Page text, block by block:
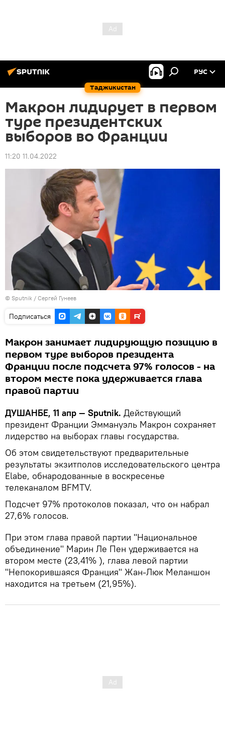
Таджикистан
РУС
Макрон лидирует в первом
туре президентских
выборов во Франции
11:20 11.04.2022
© Sputnik / Сергей Гунеев
Подписаться
Макрон занимает лидирующую позицию в
первом туре выборов президента
Франции после подсчета 97% голосов - на
втором месте пока удерживается глава
правой партии
ДУШАНБЕ, 11 апр — Sputnik. Действующий
президент Франции Эммануэль Макрон сохраняет
лидерство на выборах главы государства.
Об этом свидетельствуют предварительные
результаты экзитполов исследовательского центра
Elabe, обнародованные в воскресенье
телеканалом BFMTV.
Подсчет 97% протоколов показал, что он набрал
27,6% голосов.
При этом глава правой партии "Национальное
объединение" Марин Ле Пен удерживается на
втором месте (23,41% ), глава левой партии
"Непокорившаяся Франция" Жан-Люк Меланшон
находится на третьем (21,95%).